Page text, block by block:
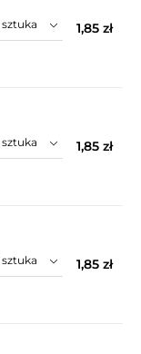
1,85 zł
1,85 zł
1,85 zł